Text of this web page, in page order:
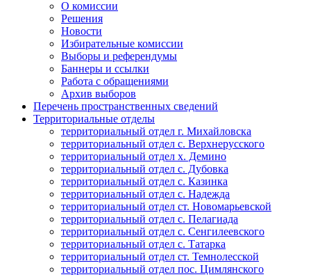
О комиссии
Решения
Новости
Избирательные комиссии
Выборы и референдумы
Баннеры и ссылки
Работа с обращениями
Архив выборов
Перечень пространственных сведений
Территориальные отделы
территориальный отдел г. Михайловска
территориальный отдел с. Верхнерусского
территориальный отдел х. Демино
территориальный отдел с. Дубовка
территориальный отдел с. Казинка
территориальный отдел с. Надежда
территориальный отдел ст. Новомарьевской
территориальный отдел с. Пелагиада
территориальный отдел с. Сенгилеевского
территориальный отдел с. Татарка
территориальный отдел ст. Темнолесской
территориальный отдел пос. Цимлянского